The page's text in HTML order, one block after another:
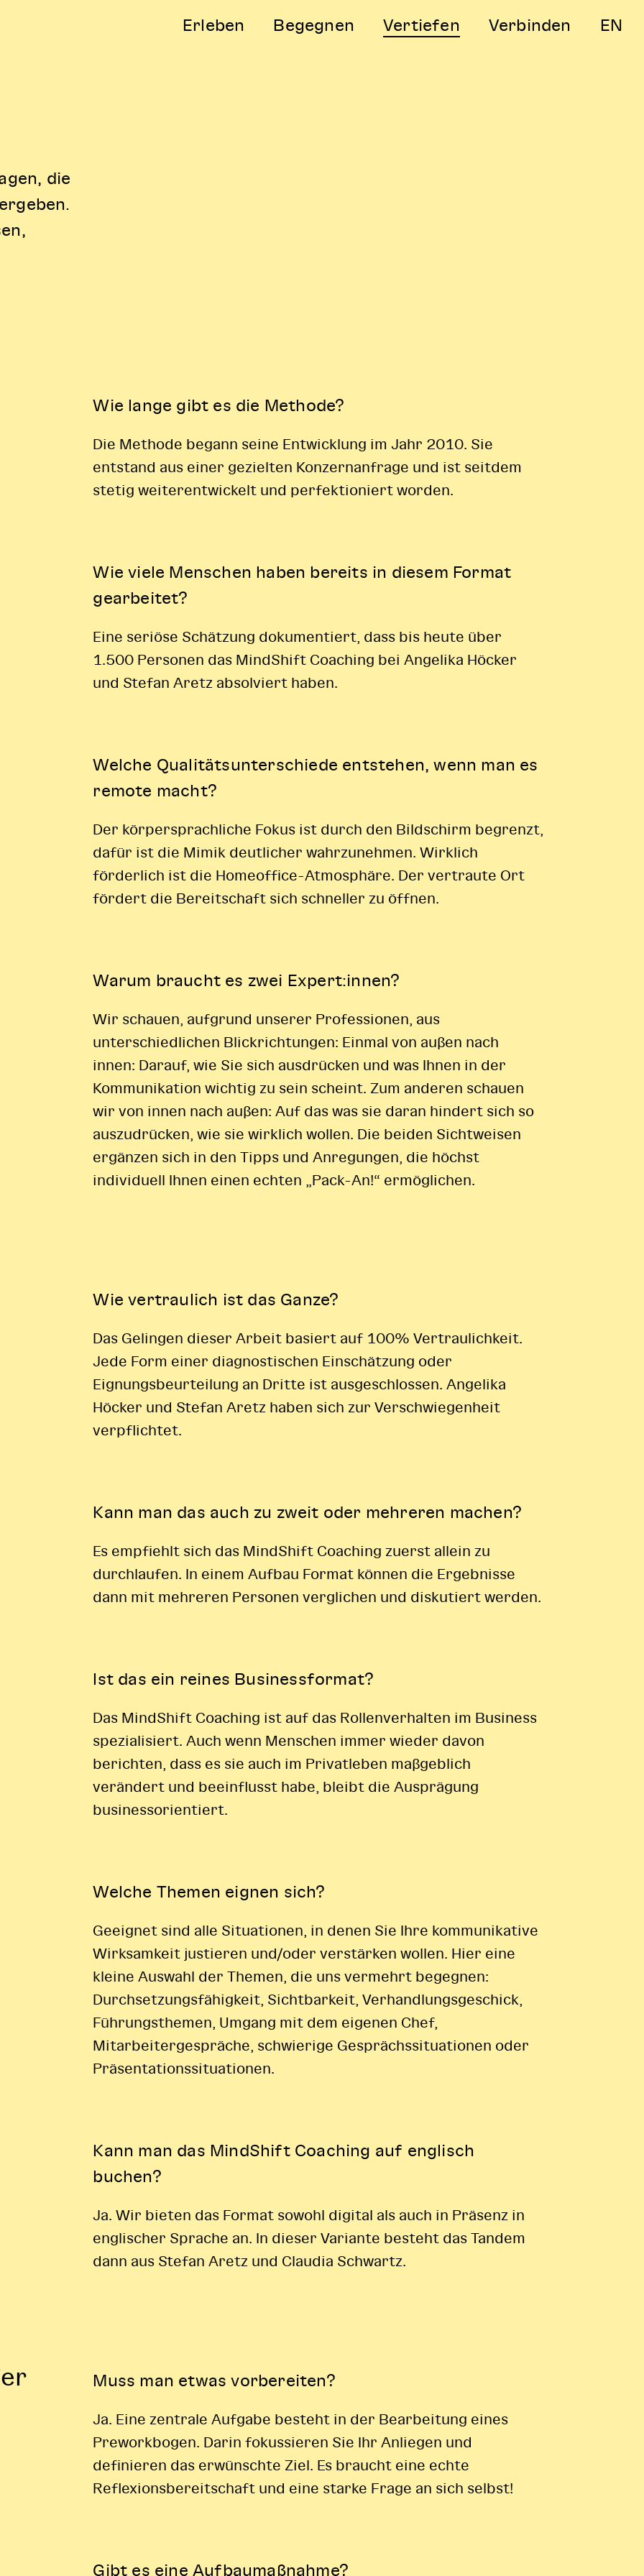
Erleben Begegnen Vertiefen Verbinden EN
die
Wie lange gibt es die Methode?
Die Methode begann seine Entwicklung im Jahr 2010. Sie
entstand aus einer gezielten Konzernanfrage und ist seitdem
stetig weiterentwickelt und perfektioniert worden.
Wie viele Menschen haben bereits in diesem Format
gearbeitet?
Eine seriöse Schätzung dokumentiert, dass bis heute über
1.500 Personen das MindShift Coaching bei Angelika Höcker
und Stefan Aretz absolviert haben.
Welche Qualitätsunterschiede entstehen, wenn man es
remote macht?
Der körpersprachliche Fokus ist durch den Bildschirm begrenzt,
dafür ist die Mimik deutlicher wahrzunehmen. Wirklich
förderlich ist die Homeoffice-Atmosphäre. Der vertraute Ort
fördert die Bereitschaft sich schneller zu öffnen.
Warum braucht es zwei Expert:innen?
Wir schauen, aufgrund unserer Professionen, aus
unterschiedlichen Blickrichtungen: Einmal von außen nach
innen: Darauf, wie Sie sich ausdrücken und was Ihnen in der
Kommunikation wichtig zu sein scheint. Zum anderen schauen
wir von innen nach außen: Auf das was sie daran hindert sich so
auszudrücken, wie sie wirklich wollen. Die beiden Sichtweisen
ergänzen sich in den Tipps und Anregungen, die höchst
individuell Ihnen einen echten „Pack-An!“ ermöglichen.
Wie vertraulich ist das Ganze?
Das Gelingen dieser Arbeit basiert auf 100% Vertraulichkeit.
Jede Form einer diagnostischen Einschätzung oder
Eignungsbeurteilung an Dritte ist ausgeschlossen. Angelika
Höcker und Stefan Aretz haben sich zur Verschwiegenheit
verpflichtet.
Kann man das auch zu zweit oder mehreren machen?
Es empfiehlt sich das MindShift Coaching zuerst allein zu
durchlaufen. In einem Aufbau Format können die Ergebnisse
dann mit mehreren Personen verglichen und diskutiert werden.
Ist das ein reines Businessformat?
Das MindShift Coaching ist auf das Rollenverhalten im Business
spezialisiert. Auch wenn Menschen immer wieder davon
berichten, dass es sie auch im Privatleben maßgeblich
verändert und beeinflusst habe, bleibt die Ausprägung
businessorientiert.
Welche Themen eignen sich?
Geeignet sind alle Situationen, in denen Sie Ihre kommunikative
Wirksamkeit justieren und/oder verstärken wollen. Hier eine
kleine Auswahl der Themen, die uns vermehrt begegnen:
Durchsetzungsfähigkeit, Sichtbarkeit, Verhandlungsgeschick,
Führungsthemen, Umgang mit dem eigenen Chef,
Mitarbeitergespräche, schwierige Gesprächssituationen oder
Präsentationssituationen.
Kann man das MindShift Coaching auf englisch
buchen?
Ja. Wir bieten das Format sowohl digital als auch in Präsenz in
englischer Sprache an. In dieser Variante besteht das Tandem
dann aus Stefan Aretz und Claudia Schwartz.
Muss man etwas vorbereiten?
Ja. Eine zentrale Aufgabe besteht in der Bearbeitung eines
Preworkbogen. Darin fokussieren Sie Ihr Anliegen und
definieren das erwünschte Ziel. Es braucht eine echte
Reflexionsbereitschaft und eine starke Frage an sich selbst!
Gibt es eine Aufbaumaßnahme?